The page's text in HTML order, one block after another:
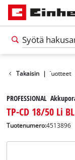
Takaisin | Tuotteet
PROFESSIONAL
TP-CD 18/50 Li
Tuotenumero:4513896